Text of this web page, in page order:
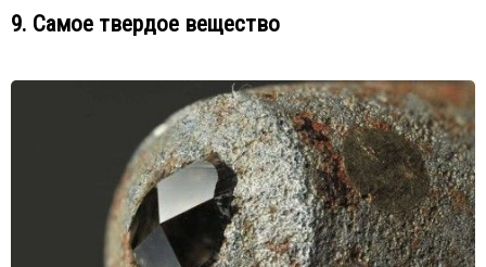
9. Самое твердое вещество